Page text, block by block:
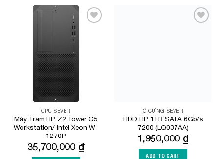
CPU SEVER
Máy Trạm HP Z2 Tower G5
Workstation/ Intel Xeon W-
1270P
35,700,000 ₫
Ổ CỨNG SEVER
HDD HP 1TB SATA 6Gb/s
7200 (LQ037AA)
1,950,000 ₫
ADD TO CART